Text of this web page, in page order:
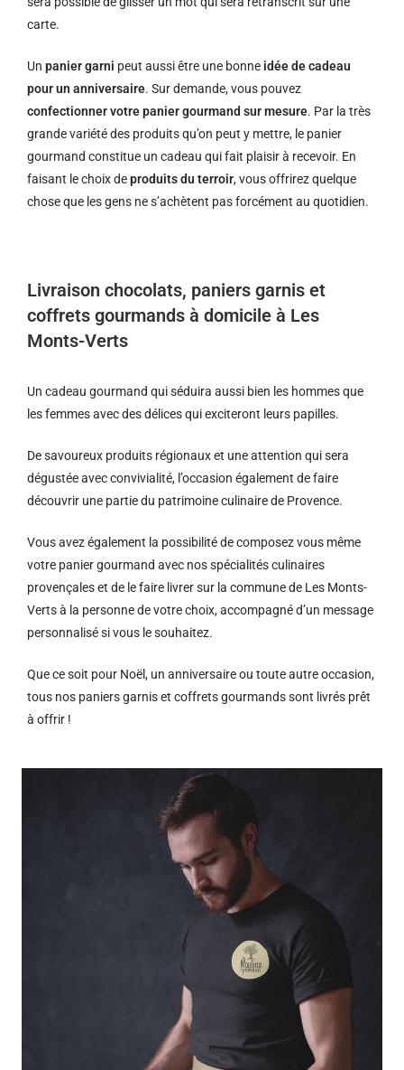
carte.
Un panier garni peut aussi être une bonne idée de cadeau
pour un anniversaire. Sur demande, vous pouvez
confectionner votre panier gourmand sur mesure. Par la très
grande variété des produits qu’on peut y mettre, le panier
gourmand constitue un cadeau qui fait plaisir à recevoir. En
faisant le choix deproduits du terroir, vous offrirez quelque
chose que les gens ne s’achètent pas forcément au quotidien.
Livraison chocolats, paniers garnis et
coffrets gourmands à domicile à Les
Monts-Verts
Un cadeau gourmand qui séduira aussi bien les hommes que
les femmes avec des délices qui exciteront leurs papilles.
De savoureux produits régionaux et une attention qui sera
dégustée avec convivialité, l’occasion également de faire
découvrir une partie du patrimoine culinaire de Provence.
Vous avez également la possibilité de composez vous même
votre panier gourmand avec nos spécialités culinaires
provençales et de le faire livrer sur la commune de Les Monts-
Verts à la personne de votre choix, accompagné d’un message
personnalisé si vous le souhaitez.
Que ce soit pour Noël, un anniversaire ou toute autre occasion,
tous nos paniers garnis et coffrets gourmands sont livrés prêt
à offrir !